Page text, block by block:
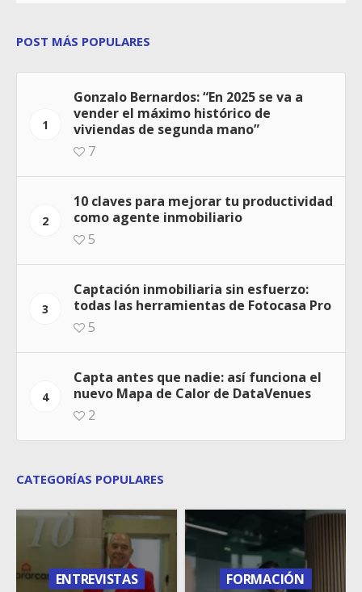
POST MÁS POPULARES
1
Gonzalo Bernardos: “En 2025 se va a
vender el máximo histórico de
viviendas de segunda mano”
7
2
10 claves para mejorar tu productividad
como agente inmobiliario
5
3
Captación inmobiliaria sin esfuerzo:
todas las herramientas de Fotocasa Pro
5
4
Capta antes que nadie: así funciona el
nuevo Mapa de Calor de DataVenues
2
CATEGORÍAS POPULARES
ENTREVISTAS FORMACIÓN